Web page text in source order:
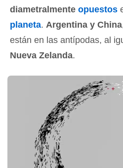
diametralmente opuestos
planeta. Argentina y China
están en las antípodas, al
Nueva Zelanda.